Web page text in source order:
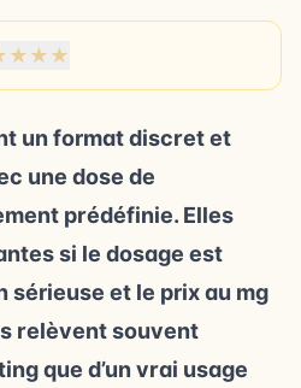
★ ★ ★
un format discret et
une dose de
prédéfinie. Elles
si le dosage est
sérieuse et le prix au mg
relèvent souvent
que d’un vrai usage